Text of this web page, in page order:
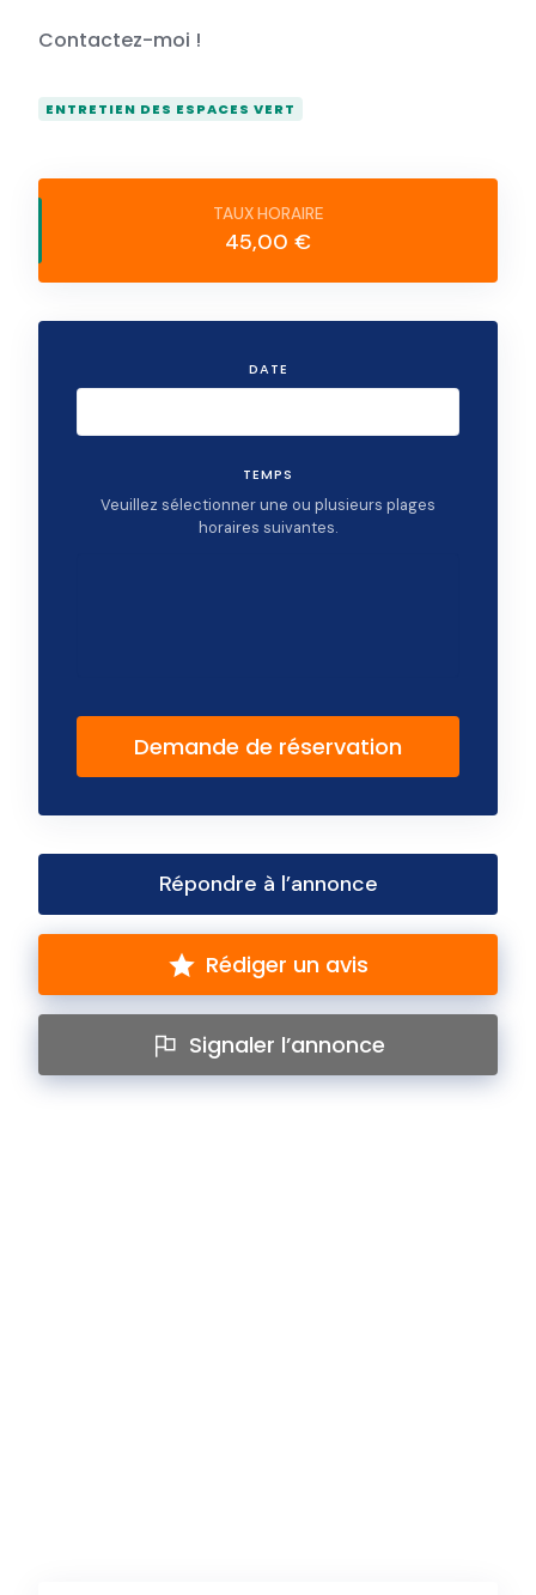
Contactez-moi !
ENTRETIEN DES ESPACES VERT
45,00 €
DATE
TEMPS
Veuillez sélectionner une ou plusieurs plages
horaires suivantes.
Demande de réservation
Répondre à l’annonce
Rédiger un avis
Signaler l’annonce